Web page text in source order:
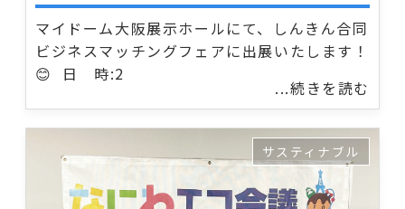
マイドーム大阪展示ホールにて、しんきん合同
ビジネスマッチングフェアに出展いたします！
😊 日 時:2
...続きを読む
サスティナブル